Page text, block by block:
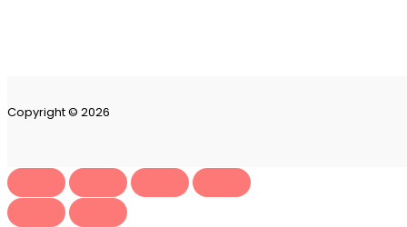
Copyright © 2026